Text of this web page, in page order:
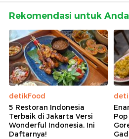
Rekomendasi untuk Anda
detikFood
5 Restoran Indonesia
Terbaik di Jakarta Versi
Wonderful Indonesia, Ini
Daftarnya!